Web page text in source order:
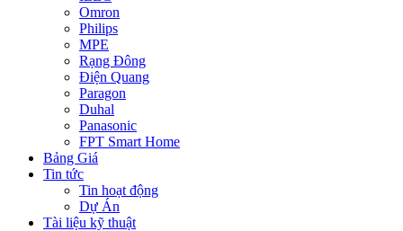
Omron
Philips
MPE
Rạng Đông
Điện Quang
Paragon
Duhal
Panasonic
FPT Smart Home
Bảng Giá
Tin tức
Tin hoạt động
Dự Án
Tài liệu kỹ thuật